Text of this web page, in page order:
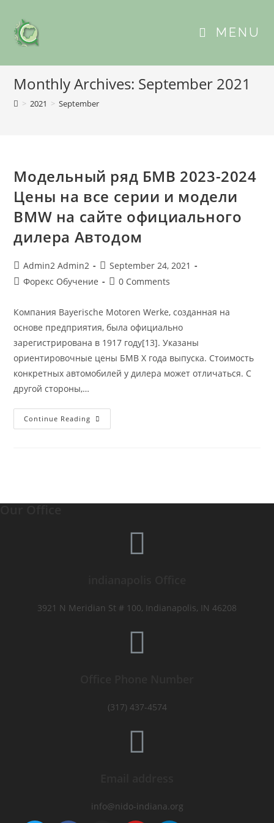
MENU
Monthly Archives: September 2021
> 2021 > September
Модельный ряд БМВ 2023-2024
Цены на все серии и модели
BMW на сайте официального
дилера Автодом
Admin2 Admin2
September 24, 2021
Форекс Обучение
0 Comments
Компания Bayerische Motoren Werke, созданная на
основе предприятия, была официально
зарегистрирована в 1917 году[13]. Указаны
ориентировочные цены БМВ Х года выпуска. Стоимость
конкретных автомобилей у дилера может отличаться. С
другой стороны,…
Continue Reading
3921 N Meridian St # 100, Indianapolis, IN 46208
(317) 437-4574
info@nido-indiana.org